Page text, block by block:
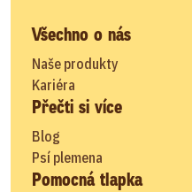
Všechno o nás
Naše produkty
Kariéra
Přečti si více
Blog
Psí plemena
Pomocná tlapka